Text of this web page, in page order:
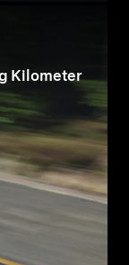
Kilometer